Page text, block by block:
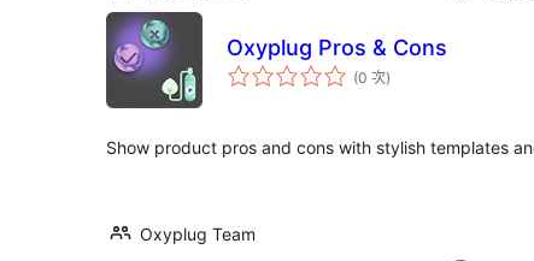
Oxyplug Pros & Cons
(0 次評
分)
Show product pros and cons with stylish templates
Oxyplug Team